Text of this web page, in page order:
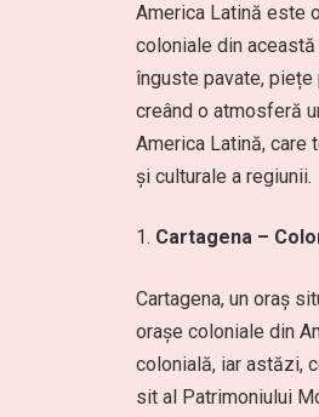
America Latină este
coloniale din
înguste pavate,
creând o atmosferă
America Latină,
și culturale a regiunii.
Cartagena –
Cartagena, un oraș
orașe coloniale din
colonială, iar astăzi,
sit al Patrimoniului